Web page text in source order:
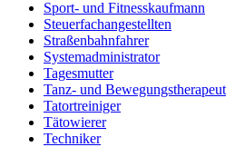
Sport- und Fitnesskaufmann
Steuerfachangestellten
Straßenbahnfahrer
Systemadministrator
Tagesmutter
Tanz- und Bewegungstherapeut
Tatortreiniger
Tätowierer
Techniker